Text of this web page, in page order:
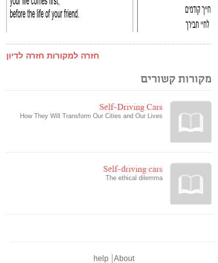
חזרה למקורות חזרה לדיון
מקורות קשורים
Self-Driving Cars
How They Will Transform Our Cities and Our Lives
Self-driving cars
The ethical dilemma
About
help